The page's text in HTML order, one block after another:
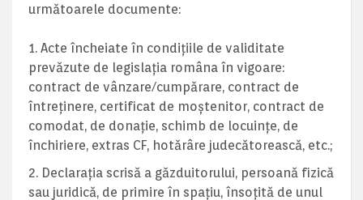
următoarele documente:
Acte încheiate în condiţiile de validitate
prevăzute de legislaţia româna în vigoare:
contract de vânzare/cumpărare, contract de
întreţinere, certificat de moştenitor, contract de
comodat, de donaţie, schimb de locuinţe, de
închiriere, extras CF, hotărâre judecătorească, etc.;
Declaraţia scrisă a găzduitorului, persoană fizică
sau juridică, de primire în spaţiu, însoţită de unul